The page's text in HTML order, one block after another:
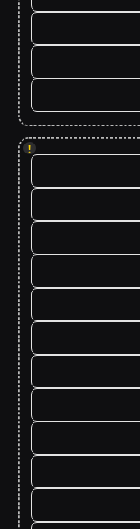
!